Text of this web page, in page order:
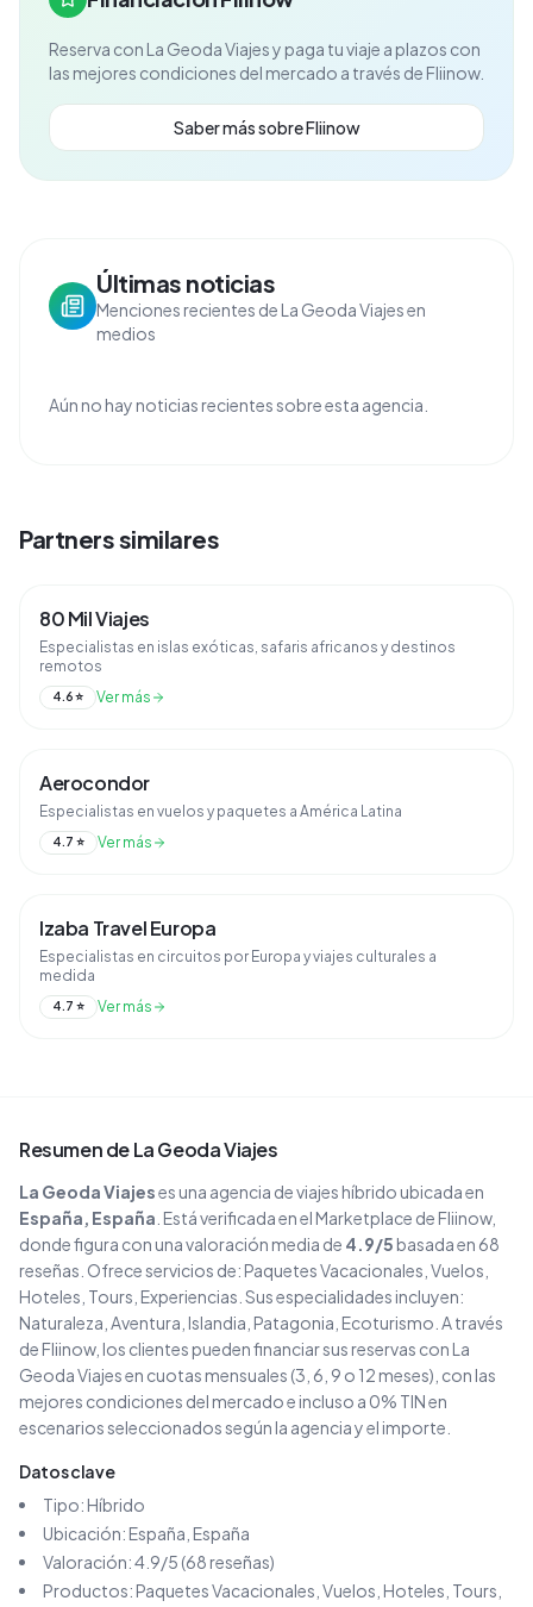
Reserva con La Geoda Viajesy paga tu viaje a plazos con
las mejores condiciones del mercado a través de Fliinow.
Saber más sobre Fliinow
Últimas noticias
Menciones recientes de La Geoda Viajes en
medios
Aún no hay noticias recientes sobre esta agencia.
Partners similares
80 Mil Viajes
Especialistas en islas exóticas, safaris africanos y destinos
remotos
4.6⭐ Ver más
Aerocondor
Especialistas en vuelos y paquetes a América Latina
4.7 ⭐ Ver más
Izaba Travel Europa
Especialistas en circuitos por Europa y viajes culturales a
medida
4.7 ⭐ Ver más
Resumen deLa Geoda Viajes
La Geoda Viajeses una agencia de viajeshíbridoubicada en
España, España . Está verificada en el Marketplace de Fliinow,
donde figura con una valoración media de 4.9/5basada en 68
reseñas . Ofrece servicios de:Paquetes Vacacionales, Vuelos,
Hoteles, Tours, Experiencias Sus especialidades incluyen:
Naturaleza, Aventura, Islandia, Patagonia, Ecoturismo A través
de Fliinow, los clientes pueden financiar sus reservas conLa
Geoda Viajesen cuotas mensuales (3, 6, 9 o 12 meses), con las
mejores condiciones del mercado e incluso a 0% TIN en
escenarios seleccionados según la agencia y el importe.
Datos clave
Tipo:Híbrido
Ubicación:España , España
Valoración:4.9/5 (68reseñas)
Productos:Paquetes Vacacionales, Vuelos, Hoteles, Tours,